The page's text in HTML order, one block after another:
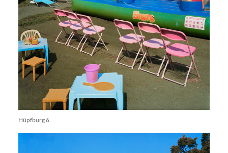
Hüpfburg 6